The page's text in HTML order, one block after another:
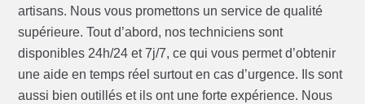
artisans. Nous vous promettons un service de qualité
supérieure. Tout d’abord, nos techniciens sont
disponibles 24h/24 et 7j/7, ce qui vous permet d’obtenir
une aide en temps réel surtout en cas d’urgence. Ils sont
aussi bien outillés et ils ont une forte expérience. Nous